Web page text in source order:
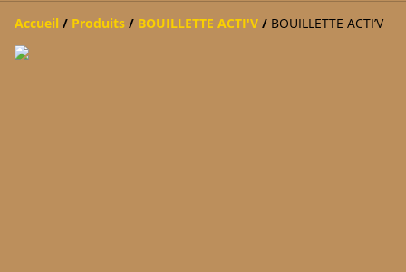
Accueil / Produits / BOUILLETTE ACTI'V / BOUILLETTE ACTI’V